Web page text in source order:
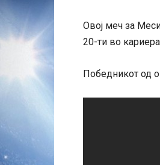
Овој меч за
20-ти во
Победникот од